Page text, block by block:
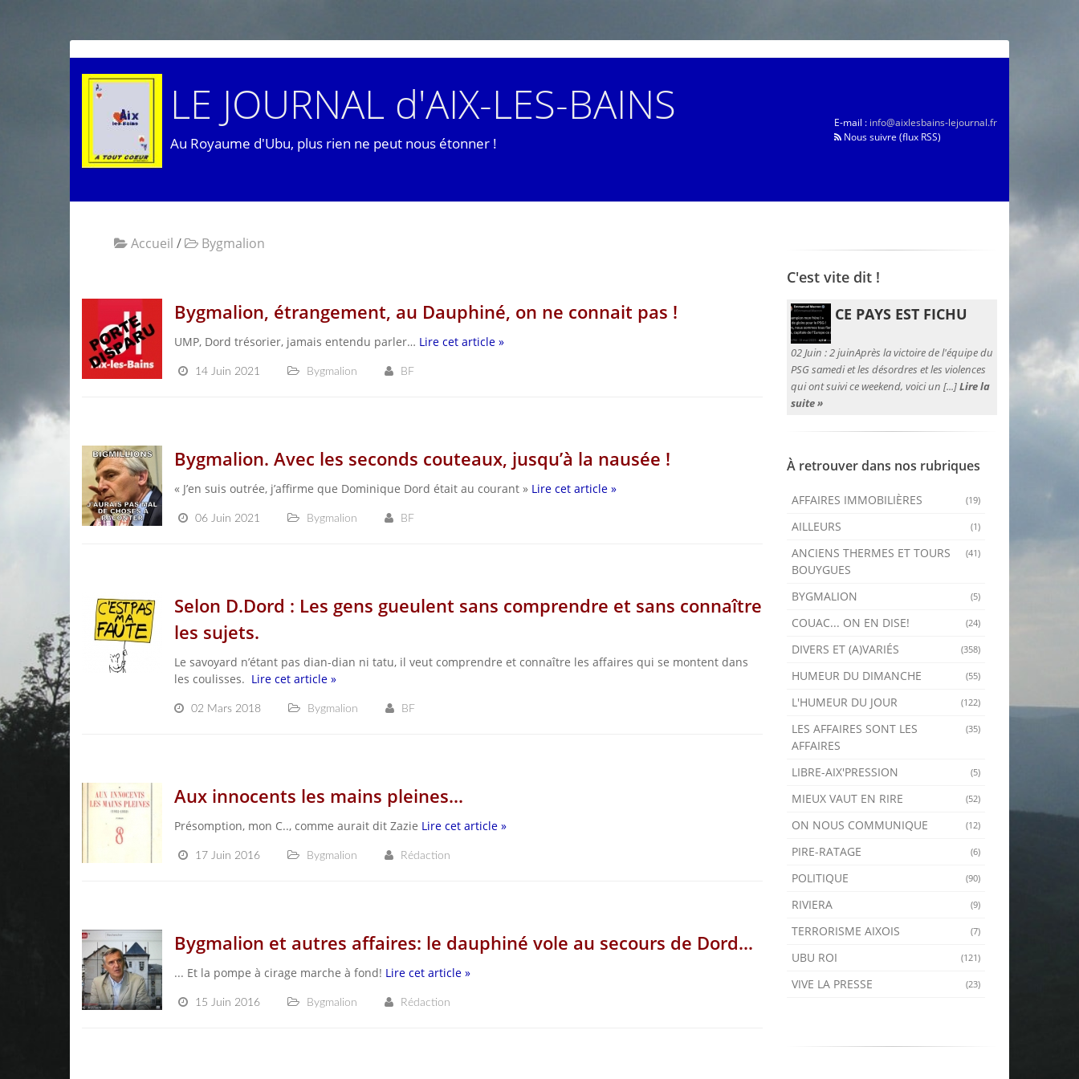
LE JOURNAL d'AIX-LES-BAINS
Au Royaume d'Ubu, plus rien ne peut nous étonner !
E-mail : info@aixlesbains-lejournal.fr
Nous suivre (flux RSS)
Accueil / Bygmalion
Bygmalion, étrangement, au Dauphiné, on ne connait pas !
UMP, Dord trésorier, jamais entendu parler… Lire cet article »
14 Juin 2021 Bygmalion BF
Bygmalion. Avec les seconds couteaux, jusqu’à la nausée !
« J’en suis outrée, j’affirme que Dominique Dord était au courant » Lire cet article »
06 Juin 2021 Bygmalion BF
Selon D.Dord : Les gens gueulent sans comprendre et sans connaître
les sujets.
Le savoyard n’étant pas dian-dian ni tatu, il veut comprendre et connaître les affaires qui se montent dans
les coulisses. Lire cet article »
02 Mars 2018 Bygmalion BF
Aux innocents les mains pleines...
Présomption, mon C.., comme aurait dit Zazie Lire cet article »
17 Juin 2016 Bygmalion Rédaction
Bygmalion et autres affaires: le dauphiné vole au secours de Dord...
... Et la pompe à cirage marche à fond! Lire cet article »
15 Juin 2016 Bygmalion Rédaction
C'est vite dit !
CE PAYS EST FICHU
02 Juin :2 juinAprès la victoire de l'équipe du
PSG samedi et les désordres et les violences
qui ont suivi ce weekend, voici un [...]Lire la
suite »
À retrouver dans nos rubriques
(19)
AFFAIRES IMMOBILIÈRES
(1)
AILLEURS
(41)
ANCIENS THERMES ET TOURS
BOUYGUES
(5)
BYGMALION
(24)
COUAC... ON EN DISE!
(358)
DIVERS ET (A)VARIÉS
(55)
HUMEUR DU DIMANCHE
(122)
L'HUMEUR DU JOUR
(35)
LES AFFAIRES SONT LES
AFFAIRES
(5)
LIBRE-AIX'PRESSION
(52)
MIEUX VAUT EN RIRE
(12)
ON NOUS COMMUNIQUE
(6)
PIRE-RATAGE
(90)
POLITIQUE
(9)
RIVIERA
(7)
TERRORISME AIXOIS
(121)
UBU ROI
(23)
VIVE LA PRESSE